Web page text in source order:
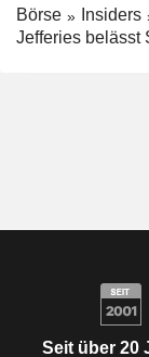
Börse Insiders
Jefferies belässt
Seit über 20